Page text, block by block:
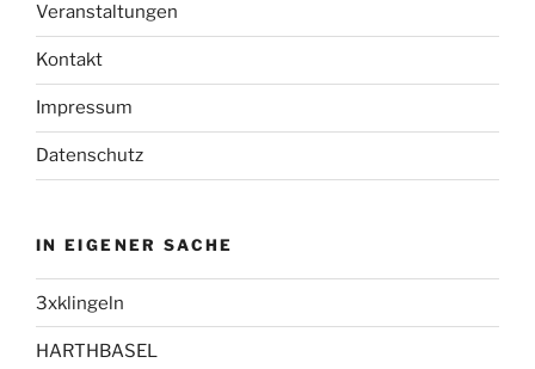
Veranstaltungen
Kontakt
Impressum
Datenschutz
IN EIGENER SACHE
3xklingeln
HARTHBASEL